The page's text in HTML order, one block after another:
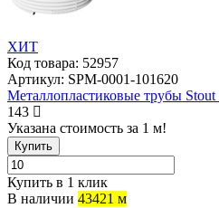
ХИТ
Код товара: 52957
Артикул: SPM-0001-101620
Металлопластиковые трубы
143
Указана стоимость за 1 м!
Купить
Купить в 1 клик
В наличии 43421 м